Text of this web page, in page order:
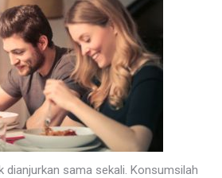
dianjurkan sama sekali. Konsumsilah